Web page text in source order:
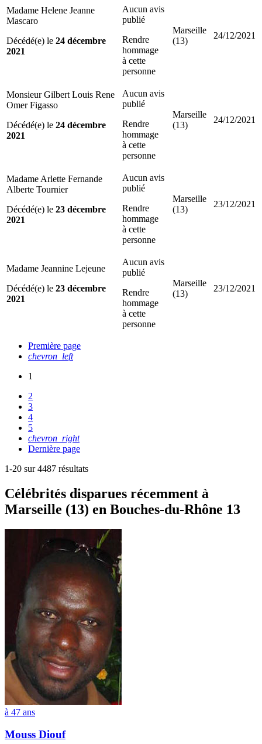
Madame Helene Jeanne
Mascaro
Décédé(e) le 24 décembre
2021
Aucun avis
publié
Rendre
hommage
à cette
personne
Marseille
(13)
24/12/2021
Monsieur Gilbert Louis Rene
Omer Figasso
Décédé(e) le 24 décembre
2021
Aucun avis
publié
Rendre
hommage
à cette
personne
Marseille
(13)
24/12/2021
Madame Arlette Fernande
Alberte Tournier
Décédé(e) le 23 décembre
2021
Aucun avis
publié
Rendre
hommage
à cette
personne
Marseille
(13)
23/12/2021
Madame Jeannine Lejeune
Décédé(e) le 23 décembre
2021
Aucun avis
publié
Rendre
hommage
à cette
personne
Marseille
(13)
23/12/2021
Première page
chevron_left
1
2
3
4
5
chevron_right
Dernière page
1-20 sur 4487 résultats
Célébrités disparues récemment à
Marseille (13) en Bouches-du-Rhône 13
à 47 ans
Mouss Diouf